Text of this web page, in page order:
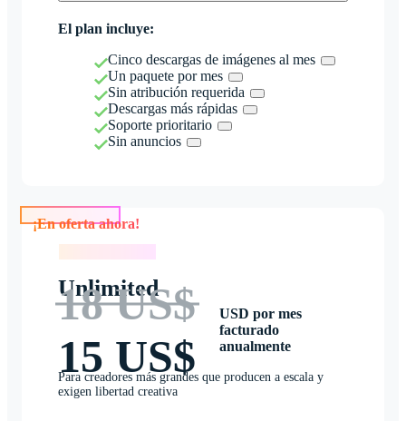
El plan incluye:
Cinco descargas de imágenes al mes
Un paquete por mes
Sin atribución requerida
Descargas más rápidas
Soporte prioritario
Sin anuncios
Unlimited
18 US$
15 US$
USD por mes
facturado
anualmente
Para creadores más grandes que producen a escala y
exigen libertad creativa